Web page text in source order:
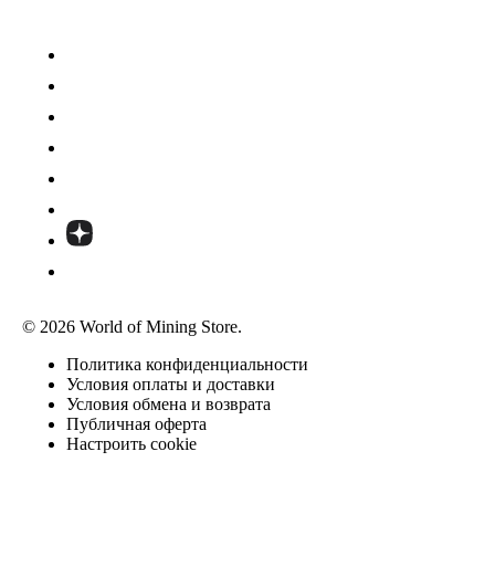
© 2026 World of Mining Store.
Политика конфиденциальности
Условия оплаты и доставки
Условия обмена и возврата
Публичная оферта
Настроить cookie